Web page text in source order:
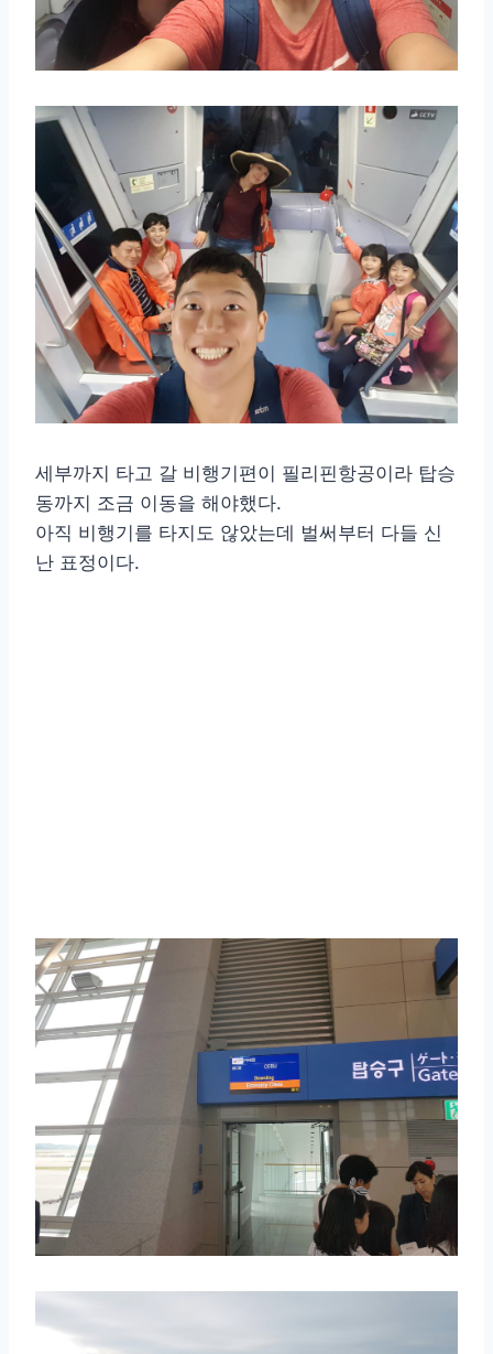
세부까지 타고 갈 비행기편이 필리핀항공이라 탑승
동까지 조금 이동을 해야했다.
아직 비행기를 타지도 않았는데 벌써부터 다들 신
난 표정이다.